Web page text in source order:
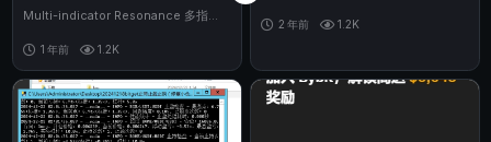
Multi-indicator Resonance 多指标
1 年前 1.2K
牵扯很多...
2 年前 1.2K